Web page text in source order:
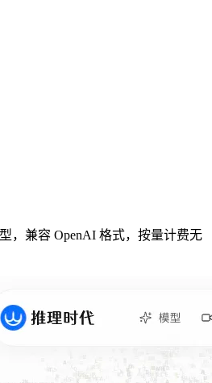
，兼容 OpenAI 格式，按量计费无